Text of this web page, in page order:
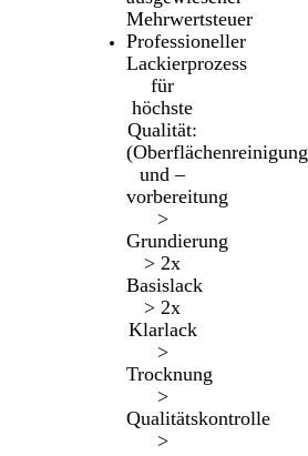
Mehrwertsteuer
Professioneller
Lackierprozess
für
höchste
Qualität:
(Oberflächenreinigung
und –
vorbereitung
>
Grundierung
> 2x
Basislack
> 2x
Klarlack
>
Trocknung
>
Qualitätskontrolle
>